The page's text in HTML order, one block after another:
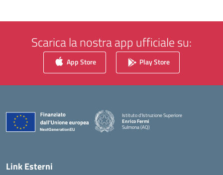
Scarica la nostra app ufficiale su:
App Store Play Store
Istituto d'Istruzione Superiore
Enrico Fermi
Sulmona (AQ)
— Visita la pagina iniziale della scuola
Link Esterni